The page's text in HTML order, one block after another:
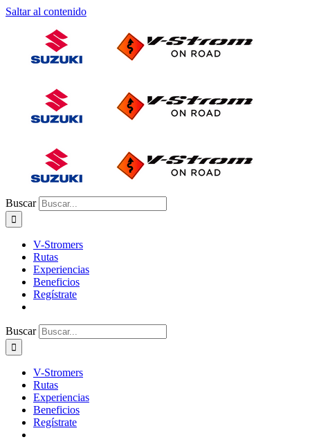
Saltar al contenido
Buscar
V-Stromers
Rutas
Experiencias
Beneficios
Regístrate
Buscar
V-Stromers
Rutas
Experiencias
Beneficios
Regístrate